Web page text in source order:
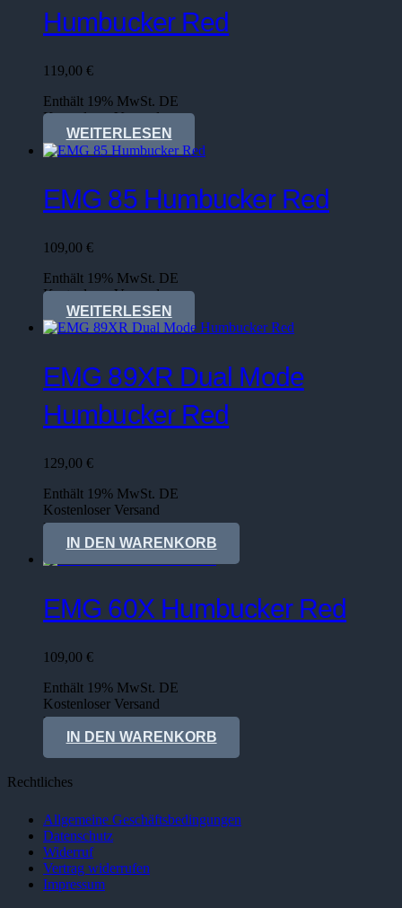
Humbucker Red
119,00 €
Enthält 19% MwSt. DE
Kostenloser Versand
WEITERLESEN
EMG 85 Humbucker Red
109,00 €
Enthält 19% MwSt. DE
Kostenloser Versand
WEITERLESEN
EMG 89XR Dual Mode
Humbucker Red
129,00 €
Enthält 19% MwSt. DE
Kostenloser Versand
Lieferzeit: sofort lieferbar
IN DEN WARENKORB
EMG 60X Humbucker Red
109,00 €
Enthält 19% MwSt. DE
Kostenloser Versand
Lieferzeit: sofort lieferbar
IN DEN WARENKORB
Rechtliches
Allgemeine Geschäftsbedingungen
Datenschutz
Widerruf
Vertrag widerrufen
Impressum